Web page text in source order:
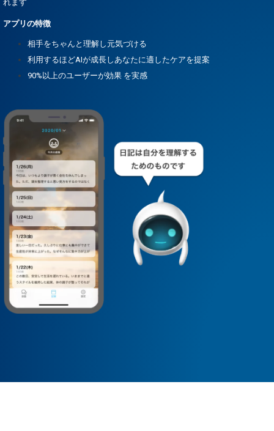
れます
アプリの特徴
相手をちゃんと理解し元気づける
利用するほどAIが成長しあなたに適したケアを提案
90%以上のユーザーが効果 を実感